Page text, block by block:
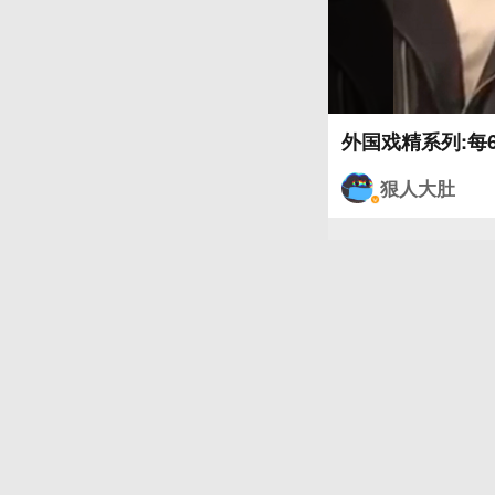
外国戏精系列:
狠人大肚